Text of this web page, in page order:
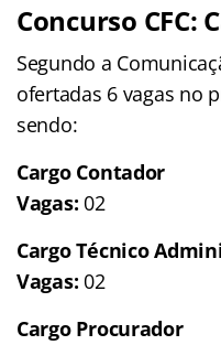
Concurso CFC:
Segundo a
ofertadas 6 vagas no
sendo:
Cargo Contador
Vagas: 02
Cargo Técnico
Vagas: 02
Cargo Procurador